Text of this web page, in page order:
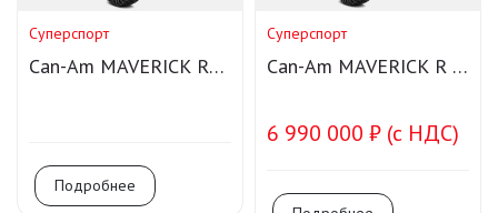
Суперспорт
Can-Am MAVERICK R
Подробнее
Суперспорт
Can-Am MAVERICK R X
6 990 000 ₽ (с НДС)